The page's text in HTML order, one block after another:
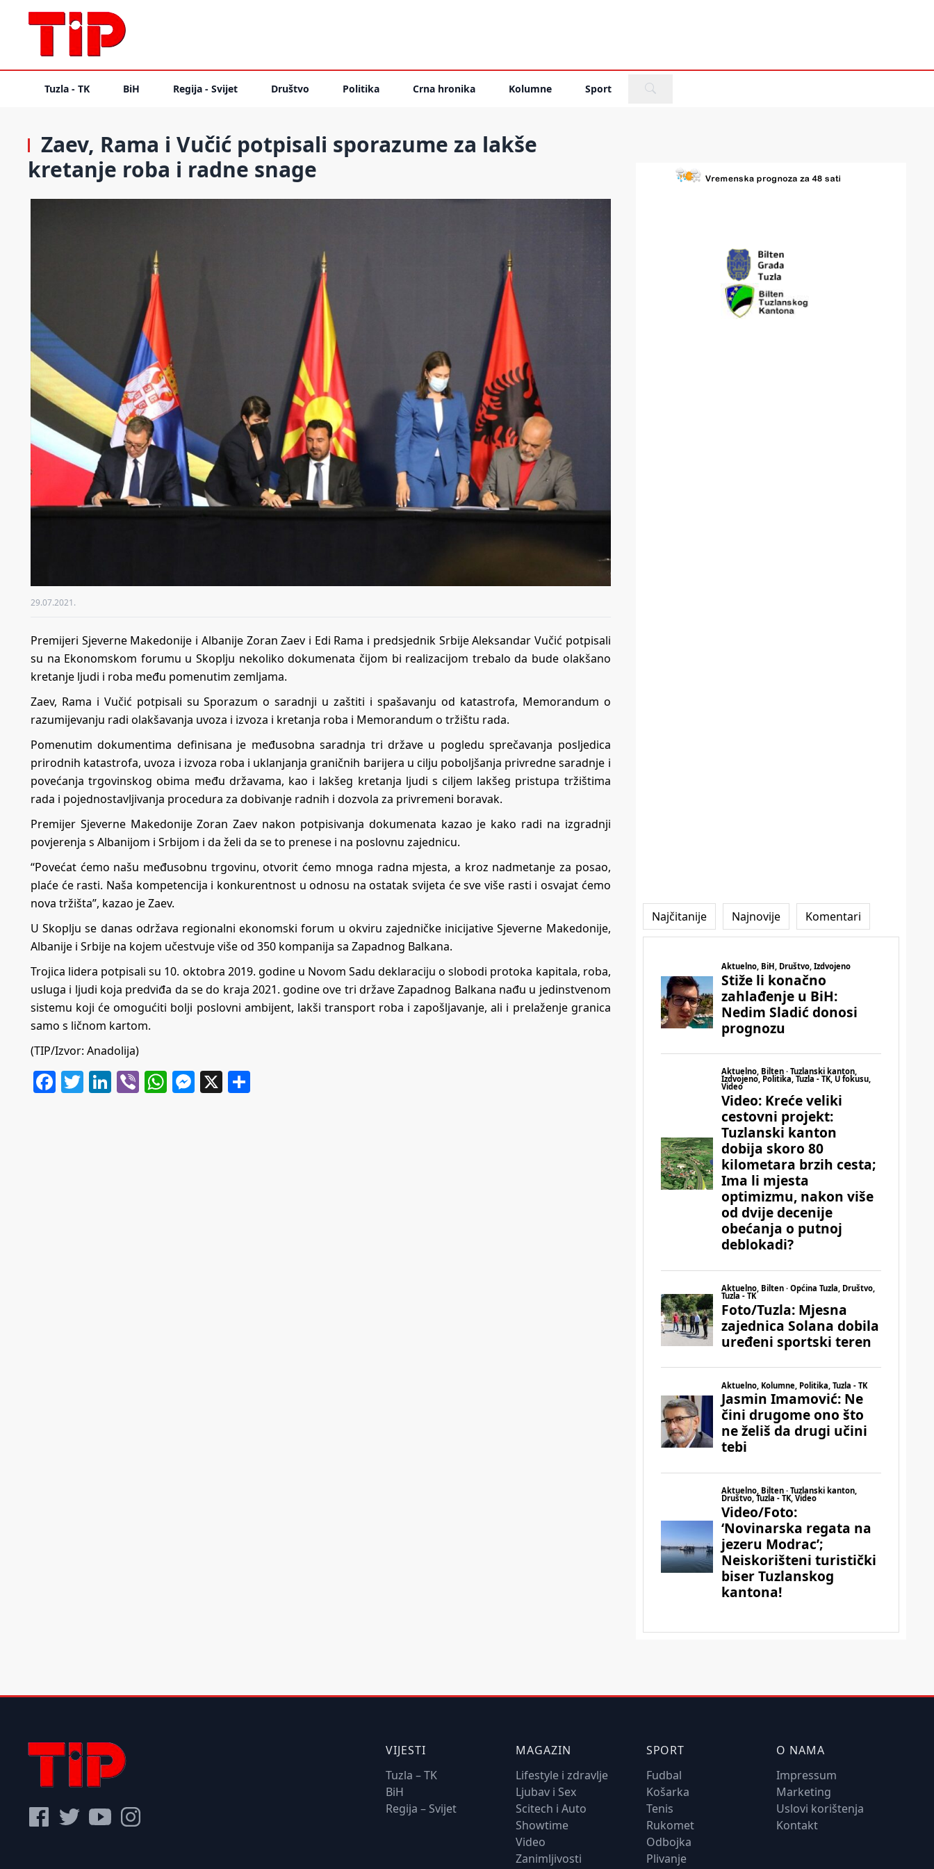
Tuzla - TK BiH Regija - Svijet Društvo Politika Crna hronika Kolumne Sport
Zaev, Rama i Vučić potpisali sporazume za lakše
kretanje roba i radne snage
29.07.2021.
Premijeri Sjeverne Makedonije i Albanije Zoran Zaev i Edi Rama i predsjednik Srbije Aleksandar Vučić potpisali
su na Ekonomskom forumu u Skoplju nekoliko dokumenata čijom bi realizacijom trebalo da bude olakšano
kretanje ljudi i roba među pomenutim zemljama.
Zaev, Rama i Vučić potpisali su Sporazum o saradnji u zaštiti i spašavanju od katastrofa, Memorandum o
razumijevanju radi olakšavanja uvoza i izvoza i kretanja roba i Memorandum o tržištu rada.
Pomenutim dokumentima definisana je međusobna saradnja tri države u pogledu sprečavanja posljedica
prirodnih katastrofa, uvoza i izvoza roba i uklanjanja graničnih barijera u cilju poboljšanja privredne saradnje i
povećanja trgovinskog obima među državama, kao i lakšeg kretanja ljudi s ciljem lakšeg pristupa tržištima
rada i pojednostavljivanja procedura za dobivanje radnih i dozvola za privremeni boravak.
Premijer Sjeverne Makedonije Zoran Zaev nakon potpisivanja dokumenata kazao je kako radi na izgradnji
povjerenja s Albanijom i Srbijom i da želi da se to prenese i na poslovnu zajednicu.
“Povećat ćemo našu međusobnu trgovinu, otvorit ćemo mnoga radna mjesta, a kroz nadmetanje za posao,
plaće će rasti. Naša kompetencija i konkurentnost u odnosu na ostatak svijeta će sve više rasti i osvajat ćemo
nova tržišta”, kazao je Zaev.
U Skoplju se danas održava regionalni ekonomski forum u okviru zajedničke inicijative Sjeverne Makedonije,
Albanije i Srbije na kojem učestvuje više od 350 kompanija sa Zapadnog Balkana.
Trojica lidera potpisali su 10. oktobra 2019. godine u Novom Sadu deklaraciju o slobodi protoka kapitala, roba,
usluga i ljudi koja predviđa da se do kraja 2021. godine ove tri države Zapadnog Balkana nađu u jedinstvenom
sistemu koji će omogućiti bolji poslovni ambijent, lakši transport roba i zapošljavanje, ali i prelaženje granica
samo s ličnom kartom.
(TIP/Izvor: Anadolija)
Facebook
Twitter
LinkedIn
ViberWhatsApp
Messenger
X
Najčitanije Najnovije Komentari
VIJESTI
Tuzla – TK
BiH
Regija – Svijet
MAGAZIN
Lifestyle i zdravlje
Ljubav i Sex
Scitech i Auto
Showtime
Video
Zanimljivosti
SPORT
Fudbal
Košarka
Tenis
Rukomet
Odbojka
Plivanje
O NAMA
Impressum
Marketing
Uslovi korištenja
Kontakt